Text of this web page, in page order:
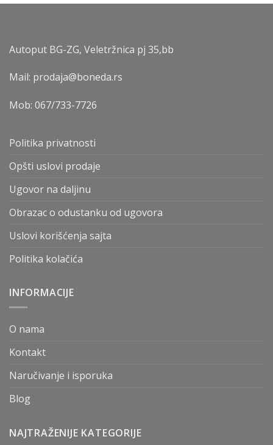
Autoput BG-ZG, Veletržnica pj 35,bb
Mail: prodaja@boneda.rs
Mob: 067/733-7726
Politika privatnosti
Opšti uslovi prodaje
Ugovor na daljinu
Obrazac o odustanku od ugovora
Uslovi korišćenja sajta
Politika kolačića
INFORMACIJE
O nama
Kontakt
Naručivanje i isporuka
Blog
NAJTRAŽENIJE KATEGORIJE